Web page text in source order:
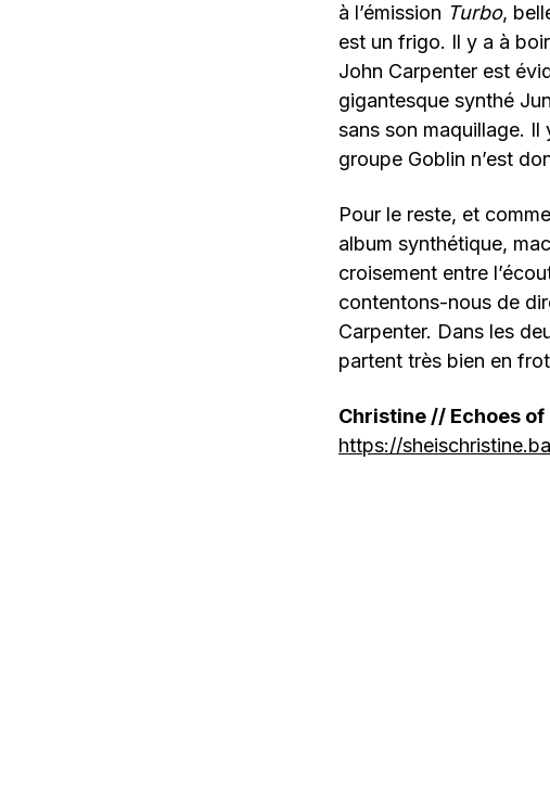
à l’émission Turbo,
est un frigo. Il y a à
John Carpenter est
gigantesque synthé
sans son maquillage. Il
groupe Goblin n’est
Pour le reste, et
album synthétique,
croisement entre
contentons-nous de
Carpenter. Dans les
partent très bien en
Christine // Echoes
https://